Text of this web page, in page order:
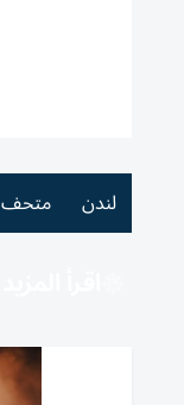
لندن متحف